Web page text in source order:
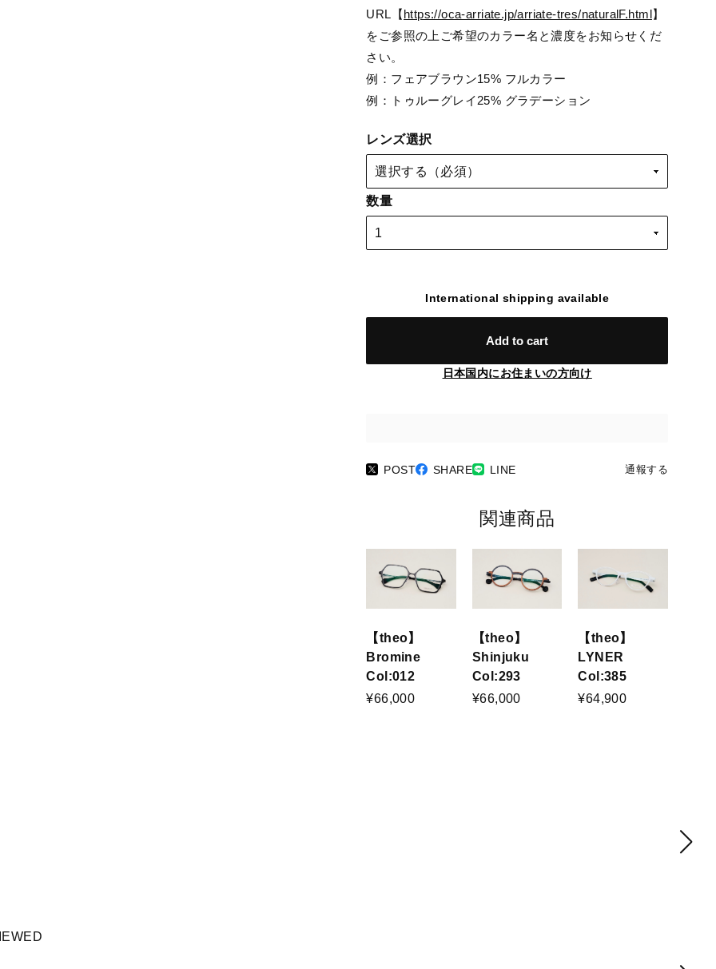
URL【https://oca-arriate.jp/arriate-tres/naturalF.html】
をご参照の上ご希望のカラー名と濃度をお知らせくだ
さい。
例：フェアブラウン15% フルカラー
例：トゥルーグレイ25% グラデーション
レンズ選択
数量
International shipping available
Add to cart
日本国内にお住まいの方向け
POST SHARE LINE 通報する
関連商品
【theo】
Bromine
Col:012
¥66,000
【theo】
Shinjuku
Col:293
¥66,000
【theo】
LYNER
Col:385
¥64,900